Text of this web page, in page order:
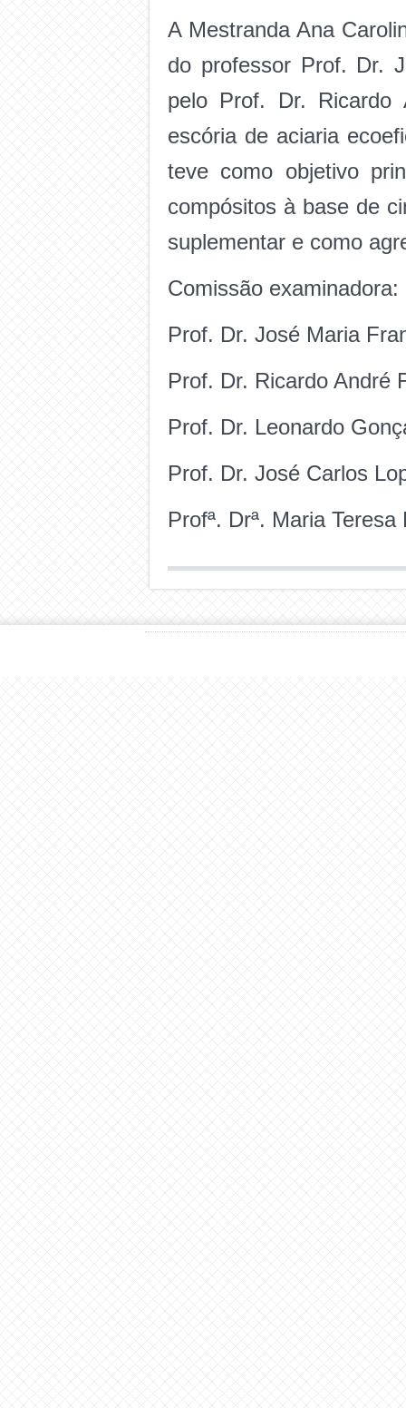
A Mestranda Ana
do professor Prof. Dr.
pelo Prof. Dr. Ricardo
escória de aciaria
teve como objetivo
compósitos à base de
suplementar e como
Comissão examinadora:
Prof. Dr. José Maria
Prof. Dr. Ricardo André
Prof. Dr.
Prof. Dr. José Carlos
Profª. Drª. Maria